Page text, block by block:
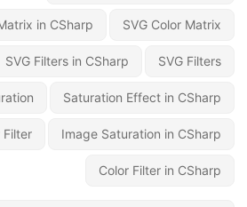
SVG Color Matrix
Matrix in CSharp
SVG Filters
SVG Filters in CSharp
Saturation Effect in CSharp
Image Saturation in CSharp
Filter
Color Filter in CSharp